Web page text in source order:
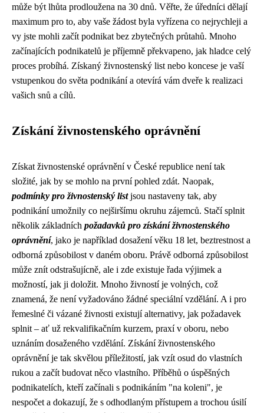
může být lhůta prodloužena na 30 dnů. Věřte, že úředníci dělají
maximum pro to, aby vaše žádost byla vyřízena co nejrychleji a
vy jste mohli začít podnikat bez zbytečných průtahů. Mnoho
začínajících podnikatelů je příjemně překvapeno, jak hladce celý
proces probíhá. Získaný živnostenský list nebo koncese je vaší
vstupenkou do světa podnikání a otevírá vám dveře k realizaci
vašich snů a cílů.
Získání živnostenského oprávnění
Získat živnostenské oprávnění v České republice není tak
složité, jak by se mohlo na první pohled zdát. Naopak,
podmínky pro živnostenský listjsou nastaveny tak, aby
podnikání umožnily co nejširšímu okruhu zájemců. Stačí splnit
několik základních požadavků pro získání živnostenského
oprávnění, jako je například dosažení věku 18 let, beztrestnost a
odborná způsobilost v daném oboru. Právě odborná způsobilost
může znít odstrašujícně, ale i zde existuje řada výjimek a
možností, jak ji doložit. Mnoho živností je volných, což
znamená, že není vyžadováno žádné speciální vzdělání. A i pro
řemeslné či vázané živnosti existují alternativy, jak požadavek
splnit – ať už rekvalifikačním kurzem, praxí v oboru, nebo
uznáním dosaženého vzdělání. Získání živnostenského
oprávnění je tak skvělou příležitostí, jak vzít osud do vlastních
rukou a začít budovat něco vlastního. Příběhů o úspěšných
podnikatelích, kteří začínali s podnikáním "na koleni", je
nespočet a dokazují, že s odhodlaným přístupem a trochou úsilí